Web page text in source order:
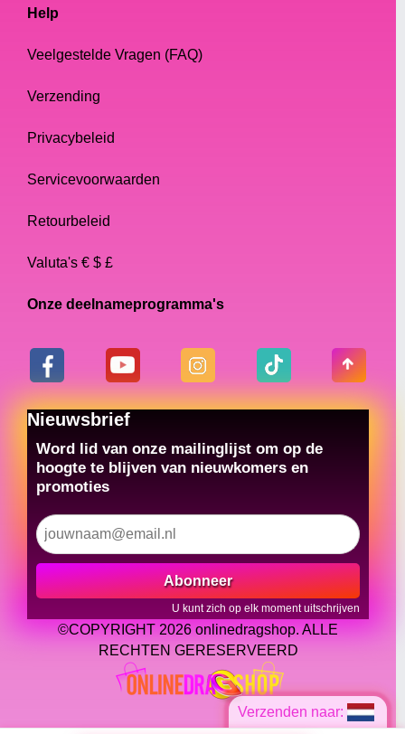
Verzenden naar:
Help
Veelgestelde Vragen (FAQ)
Verzending
Privacybeleid
Servicevoorwaarden
Retourbeleid
Valuta's € $ £
Onze deelnameprogramma's
Nieuwsbrief
Word lid van onze mailinglijst om op de
hoogte te blijven van nieuwkomers en
promoties
Abonneer
U kunt zich op elk moment uitschrijven
©COPYRIGHT 2026 onlinedragshop. ALLE
RECHTEN GERESERVEERD